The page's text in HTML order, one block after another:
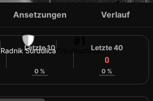
Radnik Surdulica Trikotnummer
Ansetzungen Verlauf
Letzte 10
0 %
Letzte 40
0
0 %